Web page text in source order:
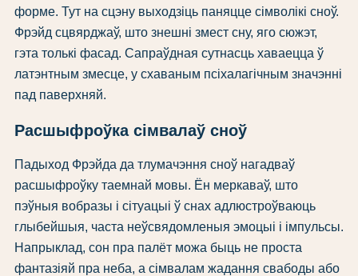
форме. Тут на сцэну выходзіць паняцце сімволікі сноў.
Фрэйд сцвярджаў, што знешні змест сну, яго сюжэт,
гэта толькі фасад. Сапраўдная сутнасць хаваецца ў
латэнтным змесце, у схаваным псіхалагічным значэнні
пад паверхняй.
Расшыфроўка сімвалаў сноў
Падыход Фрэйда да тлумачэння сноў нагадваў
расшыфроўку таемнай мовы. Ён меркаваў, што
пэўныя вобразы і сітуацыі ў снах адлюстроўваюць
глыбейшыя, часта неўсвядомленыя эмоцыі і імпульсы.
Напрыклад, сон пра палёт можа быць не проста
фантазіяй пра неба, а сімвалам жадання свабоды або